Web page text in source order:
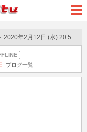
ュー
2020年2月12日 (水) 20:56 の投稿
ブログ一覧